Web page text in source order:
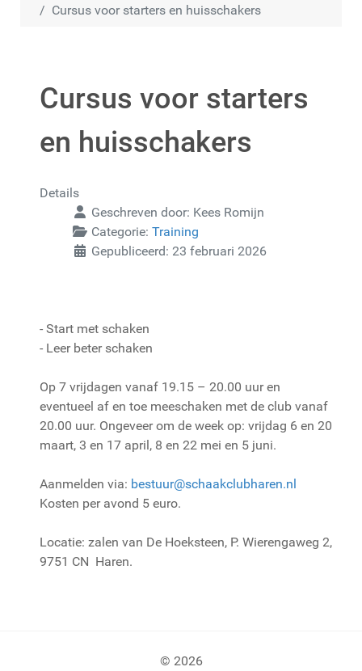
Cursus voor starters en huisschakers
Cursus voor starters
en huisschakers
Details
Geschreven door: Kees Romijn
Categorie: Training
Gepubliceerd: 23 februari 2026
- Start met schaken
- Leer beter schaken
Op 7 vrijdagen vanaf 19.15 – 20.00 uur en
eventueel af en toe meeschaken met de club vanaf
20.00 uur. Ongeveer om de week op: vrijdag 6 en 20
maart, 3 en 17 april, 8 en 22 mei en 5 juni.
Aanmelden via: bestuur@schaakclubharen.nl
Kosten per avond 5 euro.
Locatie: zalen van De Hoeksteen, P. Wierengaweg 2,
9751 CN Haren.
© 2026